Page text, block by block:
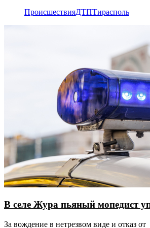
ПроисшествияДТПТирасполь
В селе Жура пьяный мопедист
За вождение в нетрезвом виде и отказ от